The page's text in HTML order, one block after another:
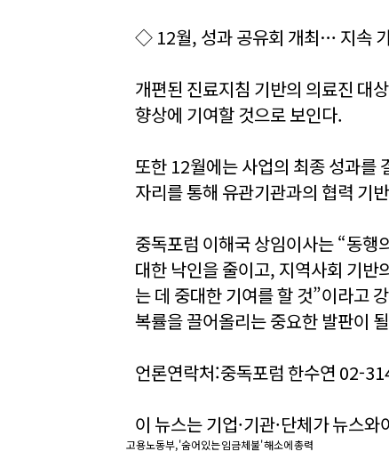
◇ 12월, 성과 공유회 개최… 지속
개편된 진료지침 기반의 의료진 대
향상에 기여할 것으로 보인다.
또한 12월에는 사업의 최종 성과를
자리를 통해 유관기관과의 협력 기
중독포럼 이해국 상임이사는 “동행
대한 낙인을 줄이고, 지역사회 기반
는 데 중대한 기여를 할 것”이라고
복률을 끌어올리는 중요한 발판이
언론연락처:중독포럼 한수연 02-
이 뉴스는 기업·기관·단체가 뉴스
고용노동부, '숨어있는 임금체불' 해소에 총력